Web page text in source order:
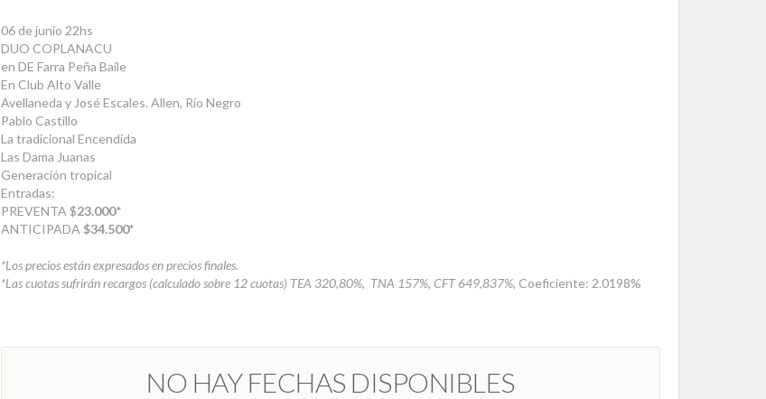
06 de junio 22hs
DUO COPLANACU
en DE Farra Peña Baile
En Club Alto Valle
Avellaneda y José Escales. Allen, Río Negro
Pablo Castillo
La tradicional Encendida
Las Dama Juanas
Generación tropical
Entradas:
PREVENTA $23.000*
ANTICIPADA $34.500*
*Los precios están expresados en precios finales.
*Las cuotas sufrirán recargos (calculado sobre 12 cuotas) TEA 320,80%, TNA 157%, CFT 649,837%, Coeficiente: 2.0198%
NO HAY FECHAS DISPONIBLES